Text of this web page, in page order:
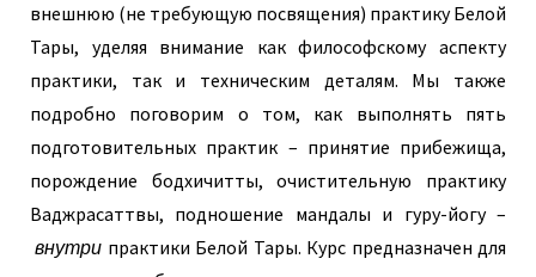
внешнюю (не требующую посвящения) практику Белой
Тары, уделяя внимание как философскому аспекту
практики, так и техническим деталям. Мы также
подробно поговорим о том, как выполнять пять
подготовительных практик – принятие прибежища,
порождение бодхичитты, очистительную практику
Ваджрасаттвы, подношение мандалы и гуру-йогу –
внутри практики Белой Тары. Курс предназначен для